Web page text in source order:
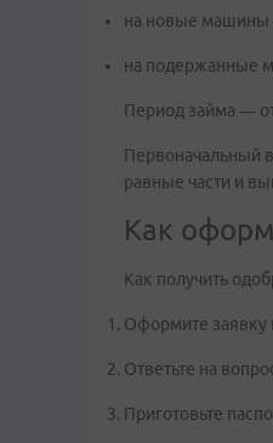
на новые машины
на подержанные
Период займа —
Первоначальный
равные части и
Как
Как получить
Оформите заявку
Ответьте на
Приготовьте